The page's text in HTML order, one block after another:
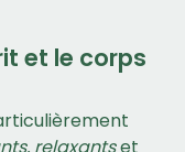
et le corps